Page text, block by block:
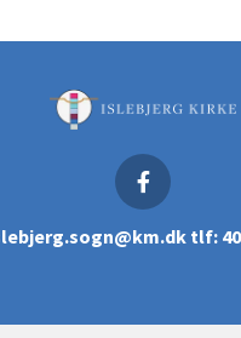
tlf: